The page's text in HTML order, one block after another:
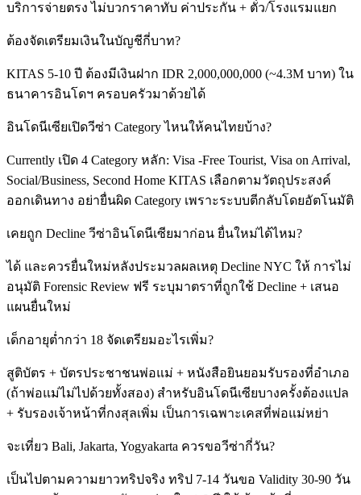
บริการจ่ายตรง ไม่บวกราคาทับ ค่าประกัน + ตั๋ว/โรงแรมแยก
ต้องจัดเตรียมเงินในบัญชีกี่บาท?
KITAS 5-10 ปี ต้องมีเงินฝาก IDR 2,000,000,000 (~4.3M บาท) ใน
ธนาคารอินโดฯ ครอบครัวมาด้วยได้
อินโดนีเซียเปิดวีซ่า Category ไหนให้คนไทยบ้าง?
Currently เปิด 4 Category หลัก: Visa -Free Tourist, Visa on Arrival,
Social/Business, Second Home KITAS เลือกตามวัตถุประสงค์
ออกเดินทาง อย่ายื่นผิด Category เพราะระบบตีกลับโดยอัตโนมัติ
เคยถูก Decline วีซ่าอินโดนีเซียมาก่อน ยื่นใหม่ได้ไหม?
ได้ และควรยื่นใหม่หลังประมวลผลเหตุ Decline NYC ให้ การไม่
อนุมัติ Forensic Review ฟรี ระบุมาตราที่ถูกใช้ Decline + เสนอ
แผนยื่นใหม่
เด็กอายุต่ำกว่า 18 จัดเตรียมอะไรเพิ่ม?
สูติบัตร + บัตรประชาชนพ่อแม่ + หนังสือยินยอมรับรองที่อำเภอ
(ถ้าพ่อแม่ไม่ไปด้วยทั้งสอง) สำหรับอินโดนีเซียบางครั้งต้องแปล
+ รับรองเจ้าหน้าที่กงสุลเพิ่ม เป็นการเฉพาะเคสที่พ่อแม่หย่า
จะเที่ยว Bali, Jakarta, Yogyakarta ควรขอวีซ่ากี่วัน?
เป็นไปตามความยาวทริปจริง ทริป 7-14 วันขอ Validity 30-90 วัน